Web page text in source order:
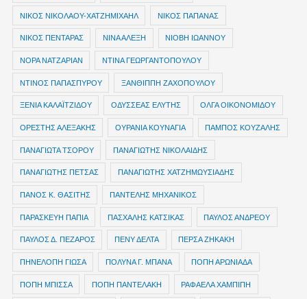
ΝΙΚΟΣ ΝΙΚΟΛΑΟΥ-ΧΑΤΖΗΜΙΧΑΗΛ ΝΙΚΟΣ ΠΑΠΑΝΑΣ
ΝΙΚΟΣ ΠΕΝΤΑΡΑΣ ΝΙΝΑ ΑΛΕΞΗ ΝΙΟΒΗ ΙΩΑΝΝΟΥ
ΝΟΡΑ ΝΑΤΖΑΡΙΑΝ ΝΤΙΝΑ ΓΕΩΡΓΑΝΤΟΠΟΥΛΟΥ
ΝΤΙΝΟΣ ΠΑΠΑΣΠΥΡΟΥ ΞΑΝΘΙΠΠΗ ΖΑΧΟΠΟΥΛΟΥ
ΞΕΝΙΑ ΚΑΛΑΪΤΖΙΔΟΥ ΟΔΥΣΣΕΑΣ ΕΛΥΤΗΣ ΟΛΓΑ ΟΙΚΟΝΟΜΙΔΟΥ
ΟΡΕΣΤΗΣ ΑΛΕΞΑΚΗΣ ΟΥΡΑΝΙΑ ΚΟΥΝΑΓΙΑ ΠΑΜΠΟΣ ΚΟΥΖΑΛΗΣ
ΠΑΝΑΓΙΩΤΑ ΤΣΟΡΟΥ ΠΑΝΑΓΙΩΤΗΣ ΝΙΚΟΛΑΙΔΗΣ
ΠΑΝΑΓΙΩΤΗΣ ΠΕΤΣΑΣ ΠΑΝΑΓΙΩΤΗΣ ΧΑΤΖΗΜΩΥΣΙΑΔΗΣ
ΠΑΝΟΣ Κ. ΘΑΣΙΤΗΣ ΠΑΝΤΕΛΗΣ ΜΗΧΑΝΙΚΟΣ
ΠΑΡΑΣΚΕΥΗ ΠΑΠΙΑ ΠΑΣΧΑΛΗΣ ΚΑΤΣΙΚΑΣ ΠΑΥΛΟΣ ΑΝΔΡΕΟΥ
ΠΑΥΛΟΣ Δ. ΠΕΖΑΡΟΣ ΠΕΝΥ ΔΕΛΤΑ ΠΕΡΣΑ ΖΗΚΑΚΗ
ΠΗΝΕΛΟΠΗ ΓΙΩΣΑ ΠΟΛΥΝΑ Γ. ΜΠΑΝΑ ΠΟΠΗ ΑΡΩΝΙΑΔΑ
ΠΟΠΗ ΜΠΙΣΣΑ ΠΟΠΗ ΠΑΝΤΕΛΑΚΗ ΡΑΦΑΕΛΑ ΧΑΜΠΙΠΗ